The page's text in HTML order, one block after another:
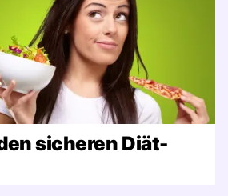
sicheren Diät-